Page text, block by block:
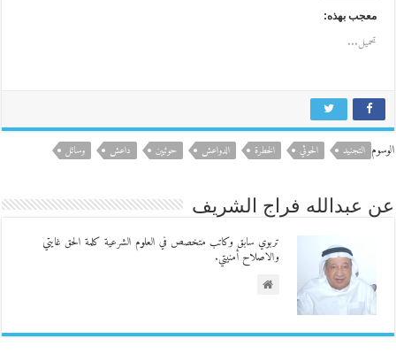
معجب بهذه:
تحميل...
الوسوم التجنيد الحوثي الخطرة الدواعش حوثيين داعش وسائل
عن عبدالله فراج الشريف
تربوي سابق وكاتب متخصص في العلوم الشرعية كلمة الحق غايتي
والاصلاح أمنيتي.